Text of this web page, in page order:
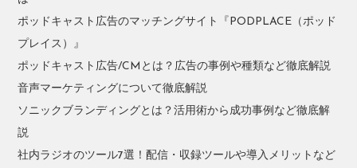
ポッドキャスト広告のマッチングサイト『PODPLACE（ポッド
プレイス）』
ポッドキャスト広告/CMとは？広告の事例や種類など徹底解説
音声マーケティングについて徹底解説
ソニックブランディングとは？活用術から成功事例など徹底解
説
社内ラジオのツール7選！配信・収録ツールや導入メリットなど